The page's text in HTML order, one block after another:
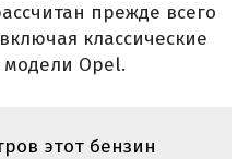
прежде всего
классические
Opel.
этот бензин